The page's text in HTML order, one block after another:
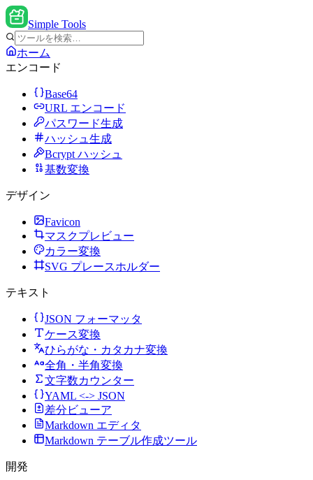
Simple Tools
ホーム
エンコード
Base64
URL エンコード
パスワード生成
ハッシュ生成
Bcrypt ハッシュ
基数変換
デザイン
Favicon
マスクプレビュー
カラー変換
SVG プレースホルダー
テキスト
JSON フォーマッタ
ケース変換
ひらがな・カタカナ変換
全角・半角変換
文字数カウンター
YAML <-> JSON
差分ビューア
Markdown エディタ
Markdown テーブル作成ツール
開発